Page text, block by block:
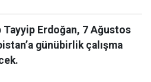
Tayyip Erdoğan, 7 Ağustos
günübirlik çalışma